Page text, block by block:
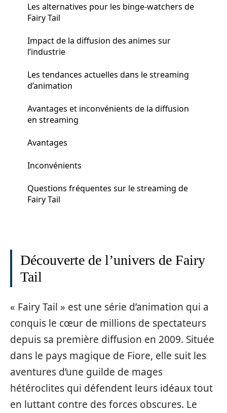
Les alternatives pour les binge-watchers de
Fairy Tail
Impact de la diffusion des animes sur
l’industrie
Les tendances actuelles dans le streaming
d’animation
Avantages et inconvénients de la diffusion
en streaming
Avantages
Inconvénients
Questions fréquentes sur le streaming de
Fairy Tail
Découverte de l’univers de Fairy
Tail
« Fairy Tail » est une série d’animation qui a
conquis le cœur de millions de spectateurs
depuis sa première diffusion en 2009. Située
dans le pays magique de Fiore, elle suit les
aventures d’une guilde de mages
hétéroclites qui défendent leurs idéaux tout
en luttant contre des forces obscures. Le